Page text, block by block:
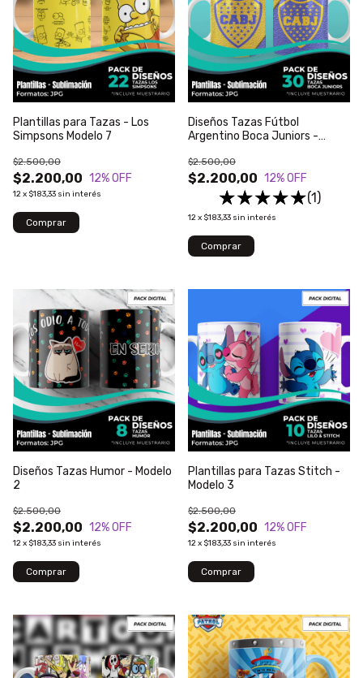
Plantillas para Tazas - Los
Simpsons Modelo 7
$2.200,00
$2.500,00
12% OFF
12x $183,33 sin interés
Diseños Tazas Fútbol
Argentino Boca Juniors -
$2.200,00
$2.500,00
12% OFF
(1)
12x $183,33 sin interés
Diseños Tazas Humor - Modelo
2
$2.200,00
$2.500,00
12% OFF
12x $183,33 sin interés
Plantillas para Tazas Stitch -
Modelo 3
$2.200,00
$2.500,00
12% OFF
12x $183,33 sin interés